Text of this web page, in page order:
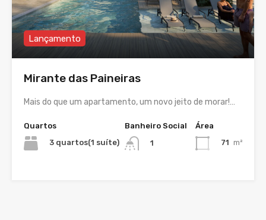
Lançamento
Mirante das Paineiras
Mais do que um apartamento, um novo jeito de morar!…
Quartos
3 quartos(1 suíte)
Banheiro Social
1
Área
71 m²